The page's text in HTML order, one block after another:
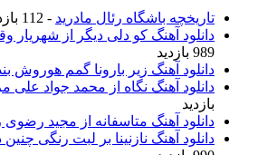
تاریخچه باشگاه رئال مادرید - 112 بازدید
دانلود آهنگ کو دلی دیگر از شهریار
989 بازدید
دانلود آهنگ زیر بارونا گمم هوروش
دانلود آهنگ نگاه از محمد جواد علی
بازدید
دانلود آهنگ متاسفانه از مجید رضوی
دانلود آهنگ نازنینا بر لبت رنگی